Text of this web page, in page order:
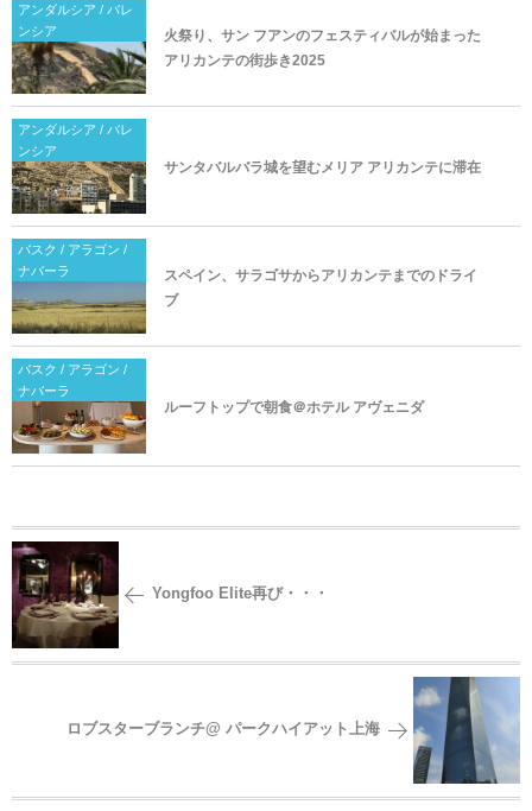
アンダルシア / バレ
ンシア
火祭り、サン フアンのフェスティバルが始まった
アリカンテの街歩き2025
アンダルシア / バレ
ンシア
サンタバルバラ城を望むメリア アリカンテに滞在
バスク / アラゴン /
ナバーラ
スペイン、サラゴサからアリカンテまでのドライ
ブ
バスク / アラゴン /
ナバーラ
ルーフトップで朝食＠ホテル アヴェニダ
Yongfoo Elite再び・・・
ロブスターブランチ@ パークハイアット上海